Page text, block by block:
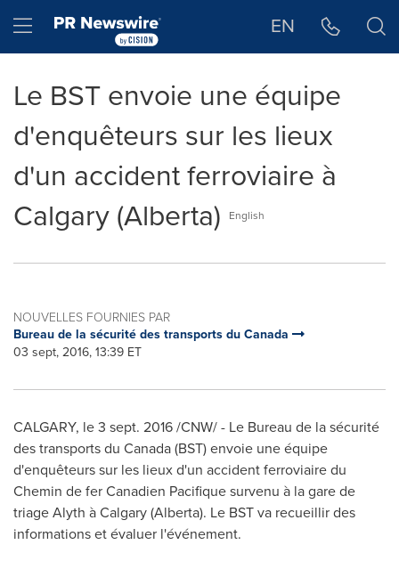
Hamburger menu EN
Le BST envoie une équipe
d'enquêteurs sur les lieux
d'un accident ferroviaire à
Calgary (Alberta)
English
NOUVELLES FOURNIES PAR
Bureau de la sécurité des transports du Canada
03 sept, 2016, 13:39 ET
CALGARY, le3 sept. 2016/CNW/ - Le Bureau de la sécurité
des transports du Canada(BST) envoie une équipe
d'enquêteurs sur les lieux d'un accident ferroviaire du
Chemin defer Canadien Pacifique survenu à la gare de
triage Alyth àCalgary(Alberta). Le BST va recueillir des
informations et évaluer l'événement.